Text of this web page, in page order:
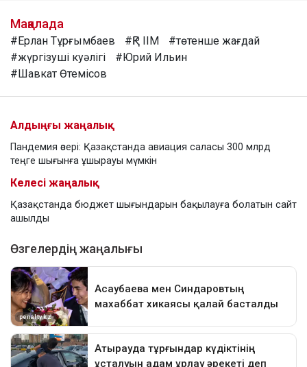
Мақалада
#Ерлан Тұрғымбаев #ҚР ІІМ
#төтенше жағдай
#жүргізуші куәлігі
#Юрий Ильин
#Шавкат Өтемісов
Алдыңғы жаңалық
Пандемия әсері: Қазақстанда авиация саласы 300 млрд
теңге шығынға ұшырауы мүмкін
Келесі жаңалық
Қазақстанда бюджет шығындарын бақылауға болатын сайт
ашылды